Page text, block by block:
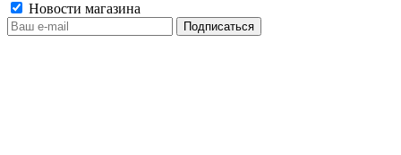
Новости магазина